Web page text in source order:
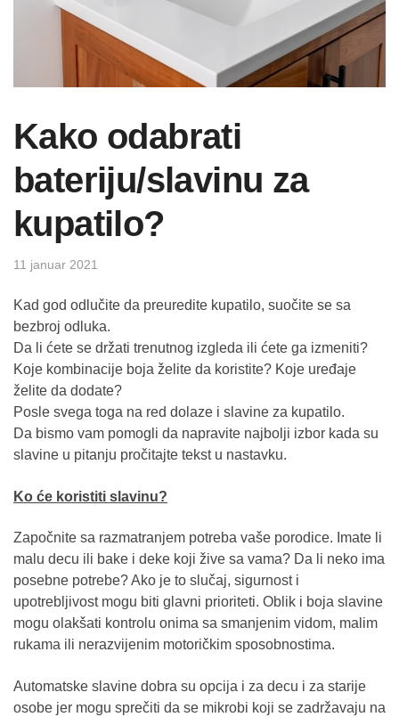
Kako odabrati
bateriju/slavinu za
kupatilo?
11 januar 2021
Kad god odlučite da preuredite kupatilo, suočite se sa
bezbroj odluka.
Da li ćete se držati trenutnog izgleda ili ćete ga izmeniti?
Koje kombinacije boja želite da koristite? Koje uređaje
želite da dodate?
Posle svega toga na red dolaze i slavine za kupatilo.
Da bismo vam pomogli da napravite najbolji izbor kada su
slavine u pitanju pročitajte tekst u nastavku.
Ko će koristiti slavinu?
Započnite sa razmatranjem potreba vaše porodice. Imate li
malu decu ili bake i deke koji žive sa vama? Da li neko ima
posebne potrebe? Ako je to slučaj, sigurnost i
upotrebljivost mogu biti glavni prioriteti. Oblik i boja slavine
mogu olakšati kontrolu onima sa smanjenim vidom, malim
rukama ili nerazvijenim motoričkim sposobnostima.
Automatske slavine dobra su opcija i za decu i za starije
osobe jer mogu sprečiti da se mikrobi koji se zadržavaju na